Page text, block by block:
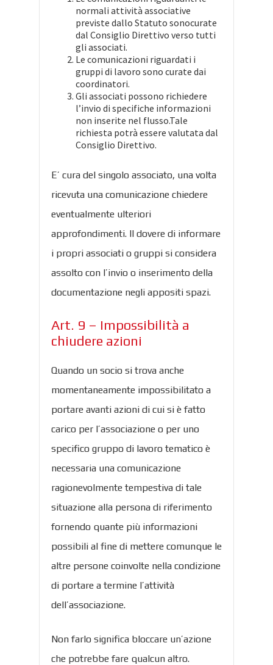
normali attività associative
previste dallo Statuto sonocurate
dal Consiglio Direttivo verso tutti
gli associati.
Le comunicazioni riguardati i
gruppi di lavoro sono curate dai
coordinatori.
Gli associati possono richiedere
l’invio di specifiche informazioni
non inserite nel flusso.Tale
richiesta potrà essere valutata dal
Consiglio Direttivo.
E’ cura del singolo associato, una volta
ricevuta una comunicazione chiedere
eventualmente ulteriori
approfondimenti. Il dovere di informare
i propri associati o gruppi si considera
assolto con l’invio o inserimento della
documentazione negli appositi spazi.
Art. 9 – Impossibilità a
chiudere azioni
Quando un socio si trova anche
momentaneamente impossibilitato a
portare avanti azioni di cui si è fatto
carico per l’associazione o per uno
specifico gruppo di lavoro tematico è
necessaria una comunicazione
ragionevolmente tempestiva di tale
situazione alla persona di riferimento
fornendo quante più informazioni
possibili al fine di mettere comunque le
altre persone coinvolte nella condizione
di portare a termine l’attività
dell’associazione.
Non farlo significa bloccare un’azione
che potrebbe fare qualcun altro.